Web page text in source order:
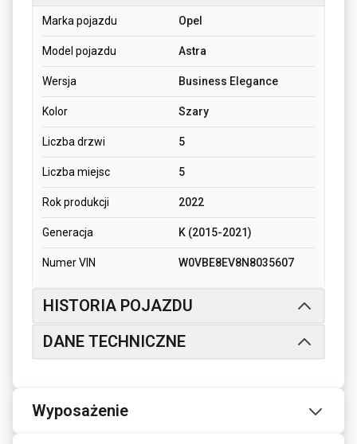
Marka pojazdu Opel
Model pojazdu Astra
Wersja Business Elegance
Kolor Szary
Liczba drzwi 5
Liczba miejsc 5
Rok produkcji 2022
Generacja K (2015-2021)
Numer VIN W0VBE8EV8N8035607
HISTORIA POJAZDU
DANE TECHNICZNE
Wyposażenie